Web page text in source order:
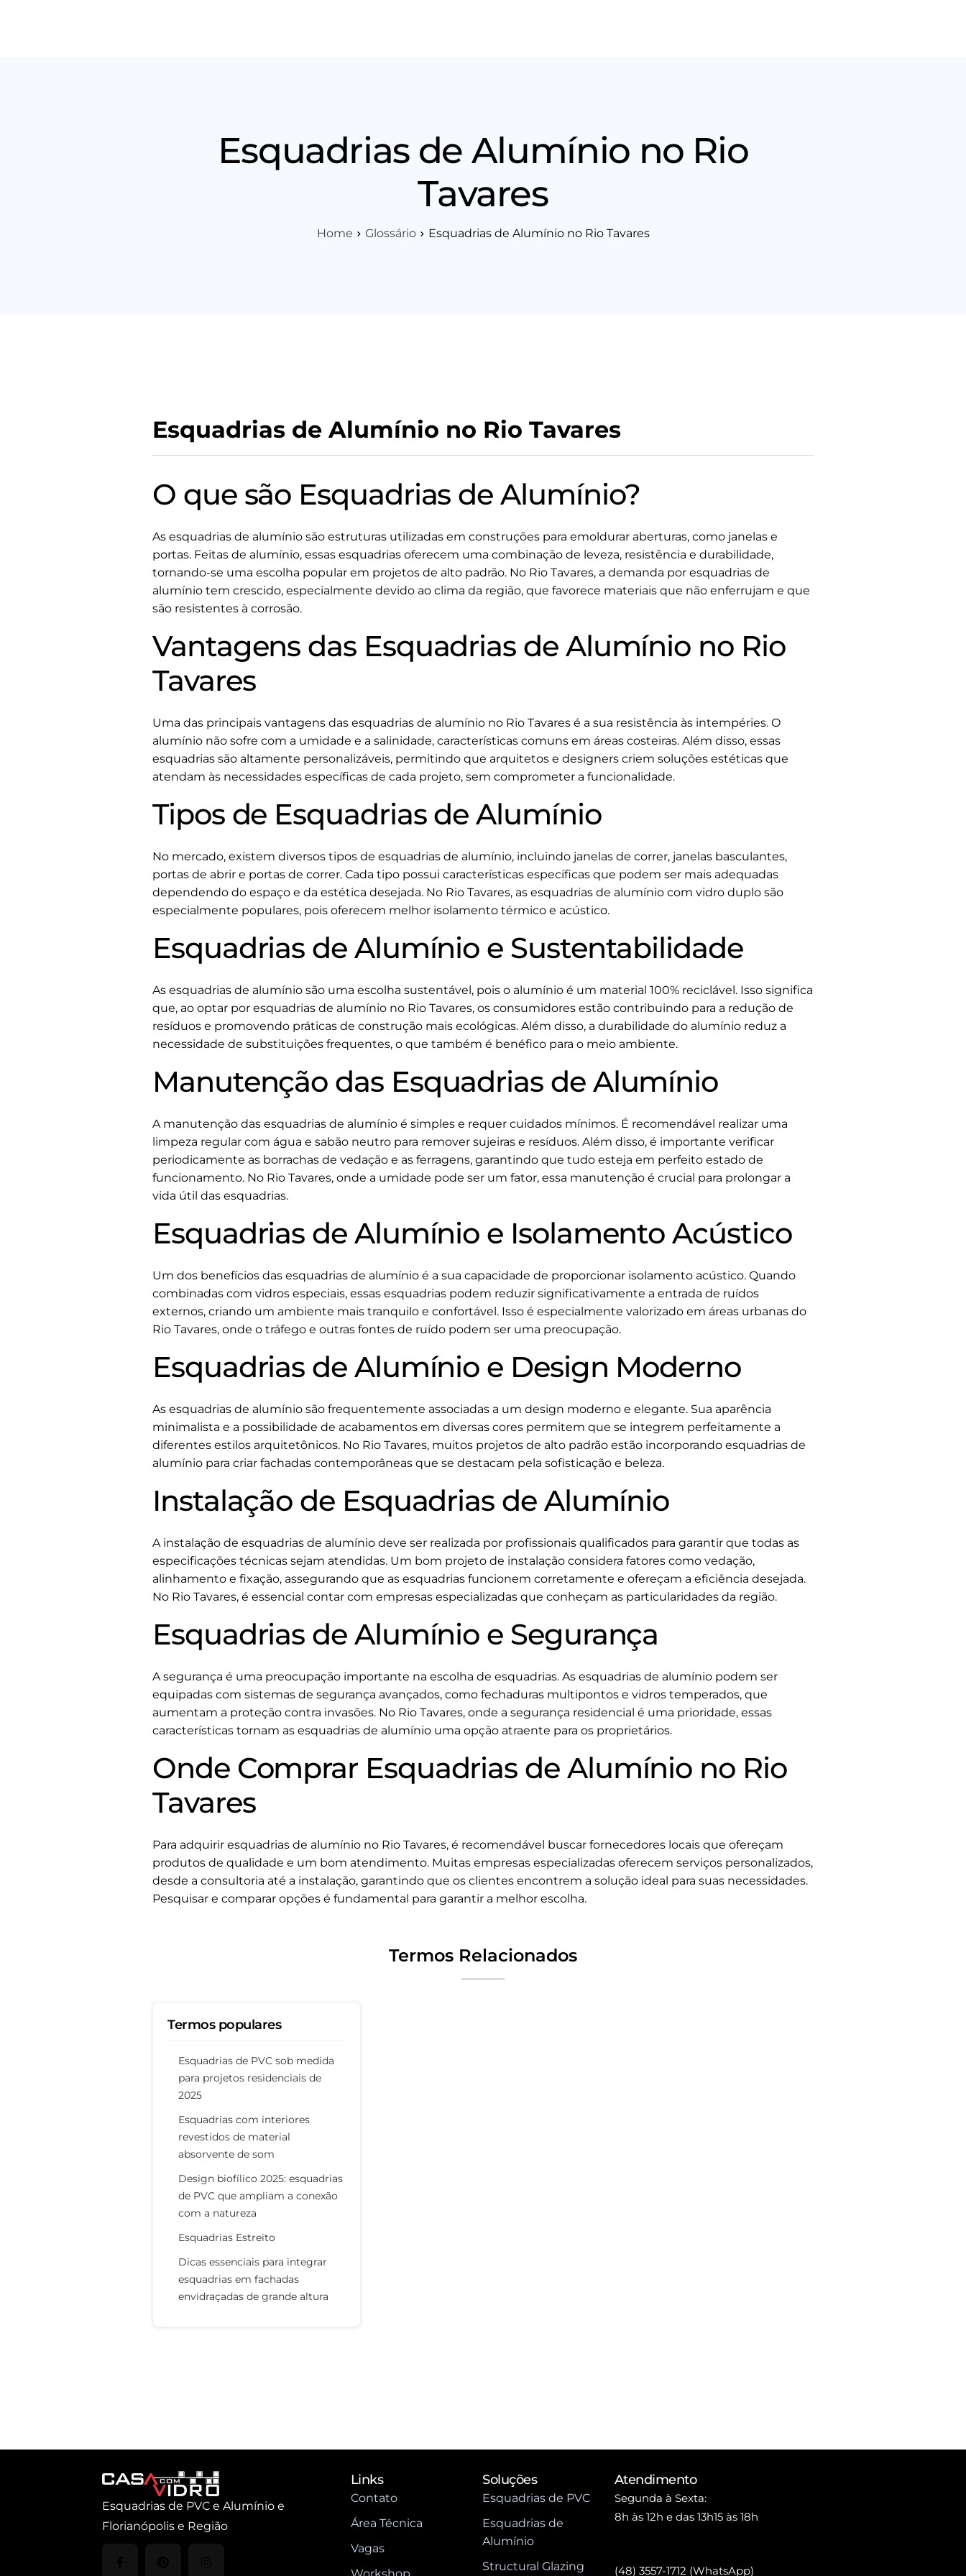
Esquadrias de Alumínio no Rio
Tavares
Home Glossário Esquadrias de Alumínio no Rio Tavares
Esquadrias de Alumínio no Rio Tavares
O que são Esquadrias de Alumínio?
As esquadrias de alumínio são estruturas utilizadas em construções para emoldurar aberturas, como janelas e
portas. Feitas de alumínio, essas esquadrias oferecem uma combinação de leveza, resistência e durabilidade,
tornando-se uma escolha popular em projetos de alto padrão. No Rio Tavares, a demanda por esquadrias de
alumínio tem crescido, especialmente devido ao clima da região, que favorece materiais que não enferrujam e que
são resistentes à corrosão.
Vantagens das Esquadrias de Alumínio no Rio
Tavares
Uma das principais vantagens das esquadrias de alumínio no Rio Tavares é a sua resistência às intempéries. O
alumínio não sofre com a umidade e a salinidade, características comuns em áreas costeiras. Além disso, essas
esquadrias são altamente personalizáveis, permitindo que arquitetos e designers criem soluções estéticas que
atendam às necessidades específicas de cada projeto, sem comprometer a funcionalidade.
Tipos de Esquadrias de Alumínio
No mercado, existem diversos tipos de esquadrias de alumínio, incluindo janelas de correr, janelas basculantes,
portas de abrir e portas de correr. Cada tipo possui características específicas que podem ser mais adequadas
dependendo do espaço e da estética desejada. No Rio Tavares, as esquadrias de alumínio com vidro duplo são
especialmente populares, pois oferecem melhor isolamento térmico e acústico.
Esquadrias de Alumínio e Sustentabilidade
As esquadrias de alumínio são uma escolha sustentável, pois o alumínio é um material 100% reciclável. Isso significa
que, ao optar por esquadrias de alumínio no Rio Tavares, os consumidores estão contribuindo para a redução de
resíduos e promovendo práticas de construção mais ecológicas. Além disso, a durabilidade do alumínio reduz a
necessidade de substituições frequentes, o que também é benéfico para o meio ambiente.
Manutenção das Esquadrias de Alumínio
A manutenção das esquadrias de alumínio é simples e requer cuidados mínimos. É recomendável realizar uma
limpeza regular com água e sabão neutro para remover sujeiras e resíduos. Além disso, é importante verificar
periodicamente as borrachas de vedação e as ferragens, garantindo que tudo esteja em perfeito estado de
funcionamento. No Rio Tavares, onde a umidade pode ser um fator, essa manutenção é crucial para prolongar a
vida útil das esquadrias.
Esquadrias de Alumínio e Isolamento Acústico
Um dos benefícios das esquadrias de alumínio é a sua capacidade de proporcionar isolamento acústico. Quando
combinadas com vidros especiais, essas esquadrias podem reduzir significativamente a entrada de ruídos
externos, criando um ambiente mais tranquilo e confortável. Isso é especialmente valorizado em áreas urbanas do
Rio Tavares, onde o tráfego e outras fontes de ruído podem ser uma preocupação.
Esquadrias de Alumínio e Design Moderno
As esquadrias de alumínio são frequentemente associadas a um design moderno e elegante. Sua aparência
minimalista e a possibilidade de acabamentos em diversas cores permitem que se integrem perfeitamente a
diferentes estilos arquitetônicos. No Rio Tavares, muitos projetos de alto padrão estão incorporando esquadrias de
alumínio para criar fachadas contemporâneas que se destacam pela sofisticação e beleza.
Instalação de Esquadrias de Alumínio
A instalação de esquadrias de alumínio deve ser realizada por profissionais qualificados para garantir que todas as
especificações técnicas sejam atendidas. Um bom projeto de instalação considera fatores como vedação,
alinhamento e fixação, assegurando que as esquadrias funcionem corretamente e ofereçam a eficiência desejada.
No Rio Tavares, é essencial contar com empresas especializadas que conheçam as particularidades da região.
Esquadrias de Alumínio e Segurança
A segurança é uma preocupação importante na escolha de esquadrias. As esquadrias de alumínio podem ser
equipadas com sistemas de segurança avançados, como fechaduras multipontos e vidros temperados, que
aumentam a proteção contra invasões. No Rio Tavares, onde a segurança residencial é uma prioridade, essas
características tornam as esquadrias de alumínio uma opção atraente para os proprietários.
Onde Comprar Esquadrias de Alumínio no Rio
Tavares
Para adquirir esquadrias de alumínio no Rio Tavares, é recomendável buscar fornecedores locais que ofereçam
produtos de qualidade e um bom atendimento. Muitas empresas especializadas oferecem serviços personalizados,
desde a consultoria até a instalação, garantindo que os clientes encontrem a solução ideal para suas necessidades.
Pesquisar e comparar opções é fundamental para garantir a melhor escolha.
Termos Relacionados
Termos populares
Esquadrias de PVC sob medida
para projetos residenciais de
2025
Esquadrias com interiores
revestidos de material
absorvente de som
Design biofílico 2025: esquadrias
de PVC que ampliam a conexão
com a natureza
Esquadrias Estreito
Dicas essenciais para integrar
esquadrias em fachadas
envidraçadas de grande altura
Esquadrias de PVC e Alumínio e
Florianópolis e Região
Links
Contato
Área Técnica
Vagas
Soluções
Esquadrias de PVC
Esquadrias de
Alumínio
Structural Glazing
Atendimento
Segunda à Sexta:
8h às 12h e das 13h15 às 18h
(48) 3557-1712 (WhatsApp)